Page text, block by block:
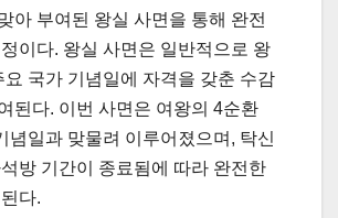
아 부여된 왕실 사면을 통해 완전
이다. 왕실 사면은 일반적으로 왕
요 국가 기념일에 자격을 갖춘 수감
된다. 이번 사면은 여왕의 4순환
념일과 맞물려 이루어졌으며, 탁신
방 기간이 종료됨에 따라 완전한
다.